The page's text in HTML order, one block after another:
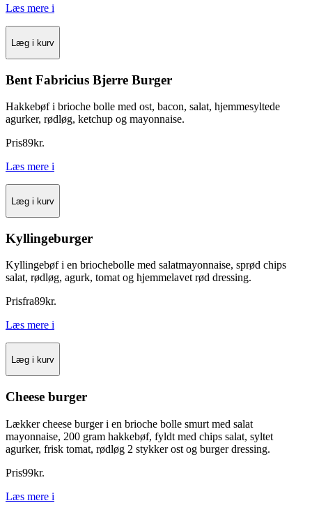
Læs mere i
Læg i kurv
Bent Fabricius Bjerre Burger
Hakkebøf i brioche bolle med ost, bacon, salat, hjemmesyltede
agurker, rødløg, ketchup og mayonnaise.
Pris89kr.
Læs mere i
Læg i kurv
Kyllingeburger
Kyllingebøf i en briochebolle med salatmayonnaise, sprød chips
salat, rødløg, agurk, tomat og hjemmelavet rød dressing.
Prisfra89kr.
Læs mere i
Læg i kurv
Cheese burger
Lækker cheese burger i en brioche bolle smurt med salat
mayonnaise, 200 gram hakkebøf, fyldt med chips salat, syltet
agurker, frisk tomat, rødløg 2 stykker ost og burger dressing.
Pris99kr.
Læs mere i